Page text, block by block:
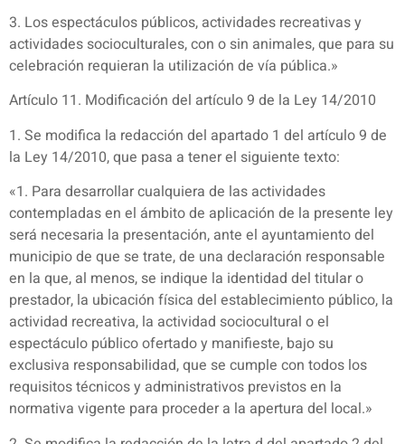
3. Los espectáculos públicos, actividades recreativas y
actividades socioculturales, con o sin animales, que para su
celebración requieran la utilización de vía pública.»
Artículo 11. Modificación del artículo 9 de la Ley 14/2010
1. Se modifica la redacción del apartado 1 del artículo 9 de
la Ley 14/2010, que pasa a tener el siguiente texto:
«1. Para desarrollar cualquiera de las actividades
contempladas en el ámbito de aplicación de la presente ley
será necesaria la presentación, ante el ayuntamiento del
municipio de que se trate, de una declaración responsable
en la que, al menos, se indique la identidad del titular o
prestador, la ubicación física del establecimiento público, la
actividad recreativa, la actividad sociocultural o el
espectáculo público ofertado y manifieste, bajo su
exclusiva responsabilidad, que se cumple con todos los
requisitos técnicos y administrativos previstos en la
normativa vigente para proceder a la apertura del local.»